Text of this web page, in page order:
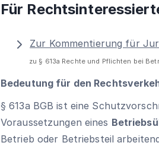
Für
Zur Kommentierung für
zu § 613a Rechte und Pflichten bei
Bedeutung für den
§ 613a BGB ist eine
Voraussetzungen eines
Betrieb oder Betriebsteil